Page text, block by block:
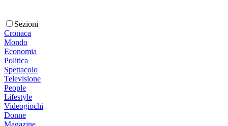
Sezioni
Cronaca
Mondo
Economia
Politica
Spettacolo
Televisione
People
Lifestyle
Videogiochi
Donne
Magazine